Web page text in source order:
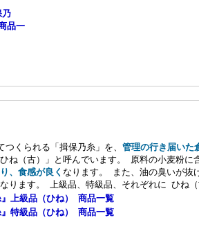
乃
品一
くられる「揖保乃糸」を、 管理の行き届いた
ね（古）」と呼んでいます。 原料の小麦粉に
、食感が良く なります。 また、油の臭いが抜
ります。 上級品、特級品、それぞれに ひね（
上級品（ひね） 商品一覧
特級品（ひね） 商品一覧